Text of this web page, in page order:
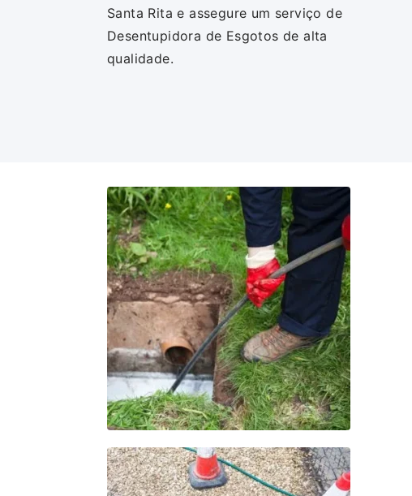
Santa Rita e assegure um serviço de
Desentupidora de Esgotos de alta
qualidade.